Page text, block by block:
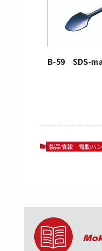
B-59 SDS-
製品情報 電動ハ